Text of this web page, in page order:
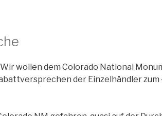
wollen dem Colorado National
der Einzelhändler zum